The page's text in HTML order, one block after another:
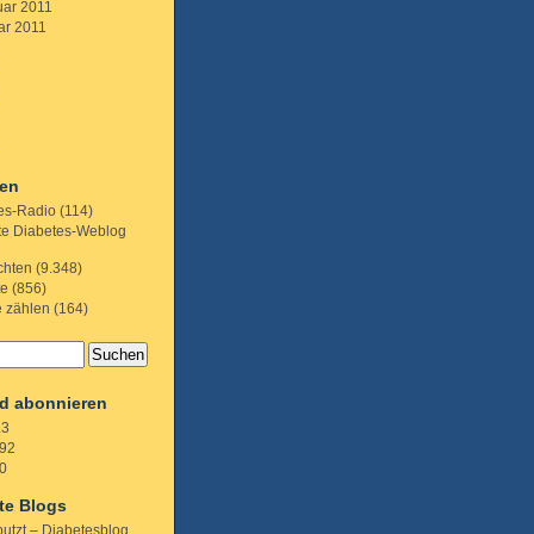
2011
2011
Radio (114)
Diabetes-Weblog
(9.348)
(856)
zählen (164)
abonnieren
Blogs
– Diabetesblog